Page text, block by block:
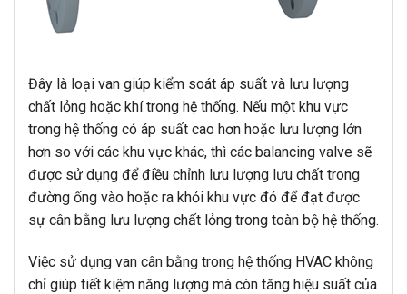
Đây là loại van giúp kiểm soát áp suất và lưu lượng
chất lỏng hoặc khí trong hệ thống. Nếu một khu vực
trong hệ thống có áp suất cao hơn hoặc lưu lượng lớn
hơn so với các khu vực khác, thì các balancing valve sẽ
được sử dụng để điều chỉnh lưu lượng lưu chất trong
đường ống vào hoặc ra khỏi khu vực đó để đạt được
sự cân bằng lưu lượng chất lỏng trong toàn bộ hệ thống.
Việc sử dụng van cân bằng trong hệ thống HVAC không
chỉ giúp tiết kiệm năng lượng mà còn tăng hiệu suất của